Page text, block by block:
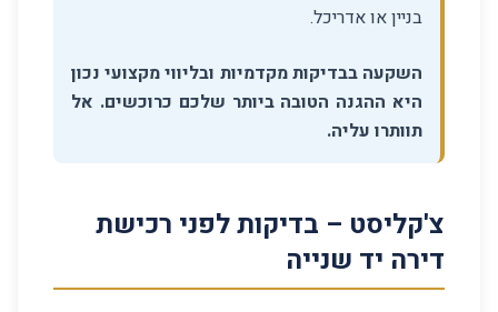
בניין או אדריכל.
השקעה בבדיקות מקדמיות ובליווי מקצועי נכון
היא ההגנה הטובה ביותר שלכם כרוכשים. אל
תוותרו עליה.
צ'קליסט – בדיקות לפני רכישת
דירה יד שנייה